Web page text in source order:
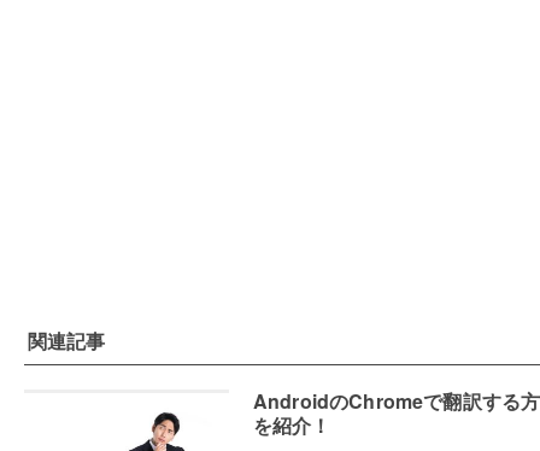
関連記事
AndroidのChromeで翻訳する
を紹介！